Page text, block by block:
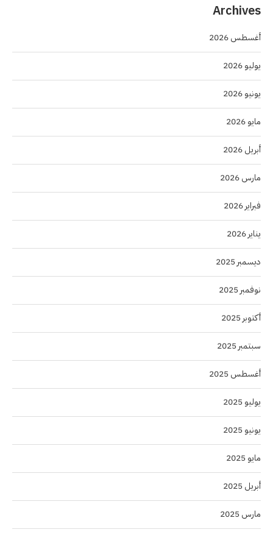
Archives
أغسطس 2026
يوليو 2026
يونيو 2026
مايو 2026
أبريل 2026
مارس 2026
فبراير 2026
يناير 2026
ديسمبر 2025
نوفمبر 2025
أكتوبر 2025
سبتمبر 2025
أغسطس 2025
يوليو 2025
يونيو 2025
مايو 2025
أبريل 2025
مارس 2025